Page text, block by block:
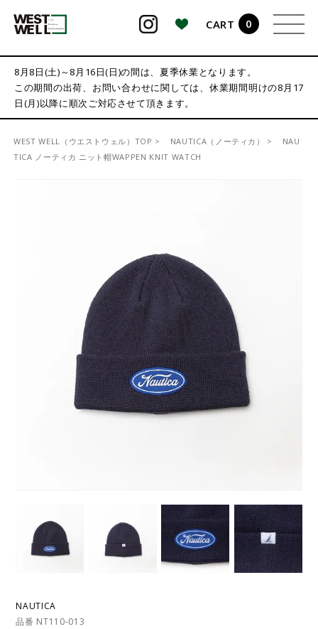
CART
0
8月8日(土)～8月16日(日)の間は、夏季休業となります。
この期間の出荷、お問い合わせに関しては、休業期間明けの8月17
日(月)以降に順次ご対応させて頂きます。
WEST WELL（ウエストウェル）TOP NAUTICA（ノーティカ）
NAU
TICA ノーティカ ニット帽WAPPEN KNIT WATCH
NAUTICA
品番 NT110-013